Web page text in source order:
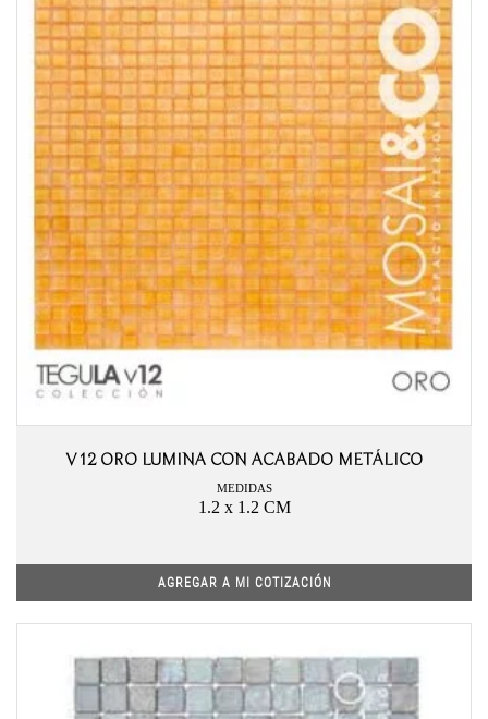
V12 ORO LUMINA CON ACABADO METÁLICO
MEDIDAS
1.2 x 1.2 CM
AGREGAR A MI COTIZACIÓN